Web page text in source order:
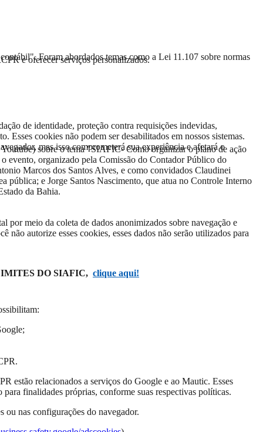
Foram abordados temas como a Lei 11.107 sobre normas
sobre o tema "SIAFIC- Como organizar o plano de ação
evento, organizado pela Comissão do Contador Público do
Marcos dos Santos Alves, e como convidados Claudinei
pública; e Jorge Santos Nascimento, que atua no Controle Interno
da Bahia.
DO SIAFIC, clique aqui!
e oferecer serviços personalizados.
de identidade, proteção contra requisições indevidas,
Esses cookies não podem ser desabilitados em nossos sistemas.
mas isso comprometerá sua experiência e afetará o
por meio da coleta de dados anonimizados sobre navegação e
autorize esses cookies, esses dados não serão utilizados para
estão relacionados a serviços do Google e ao Mautic. Esses
finalidades próprias, conforme suas respectivas políticas.
ou nas configurações do navegador.